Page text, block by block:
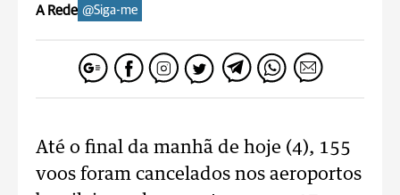
A Rede @Siga-me
Até o final da manhã de hoje (4), 155
voos foram cancelados nos aeroportos